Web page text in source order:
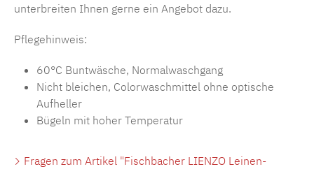
unterbreiten Ihnen gerne ein Angebot dazu.
Pflegehinweis:
60°C Buntwäsche, Normalwaschgang
Nicht bleichen, Colorwaschmittel ohne optische
Aufheller
Bügeln mit hoher Temperatur
Fragen zum Artikel "Fischbacher LIENZO Leinen-